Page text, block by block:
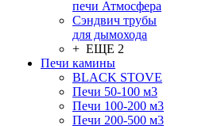
печи Атмосфера
Сэндвич трубы
для дымохода
+ ЕЩЕ 2
Печи камины
BLACK STOVE
Печи 50-100 м3
Печи 100-200 м3
Печи 200-500 м3